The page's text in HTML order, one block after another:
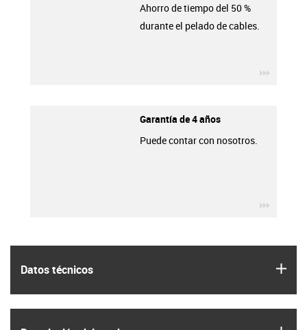
Datos técnicos
Ahorro de tiempo del 50 %
durante el pelado de cables.
Garantía de 4 años
Puede contar con nosotros.